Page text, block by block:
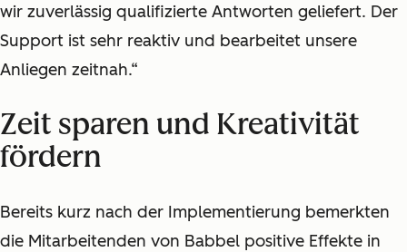
wir zuverlässig qualifizierte Antworten geliefert. Der
Support ist sehr reaktiv und bearbeitet unsere
Anliegen zeitnah.“
Zeit sparen und Kreativität
fördern
Bereits kurz nach der Implementierung bemerkten
die Mitarbeitenden von Babbel positive Effekte in